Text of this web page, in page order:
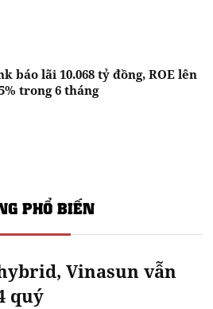
báo lãi 10.068 tỷ đồng, ROE lên
trong 6 tháng
PHỔ BIẾN
Vinasun vẫn
quý